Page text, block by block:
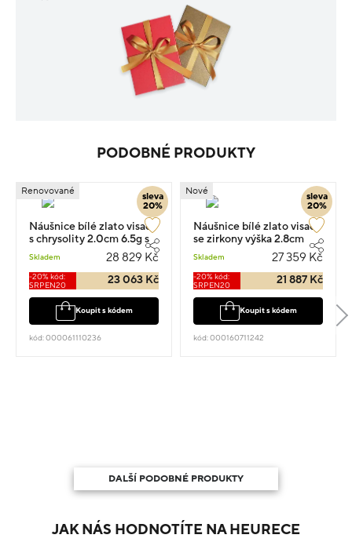
PODOBNÉ PRODUKTY
sleva
20%
Renovované
Náušnice bílé zlato visací
s chrysolity 2.0cm 6.5g s
diamantem 0.190ct
Skladem 28 829 Kč
-20% kód:
SRPEN20
23 063 Kč
Koupit s kódem
kód: 000061110236
sleva
20%
Nové
Náušnice bílé zlato visací
se zirkony výška 2.8cm
Skladem 27 359 Kč
-20% kód:
SRPEN20
21 887 Kč
Koupit s kódem
kód: 000160711242
DALŠÍ PODOBNÉ PRODUKTY
JAK NÁS HODNOTÍTE NA HEURECE